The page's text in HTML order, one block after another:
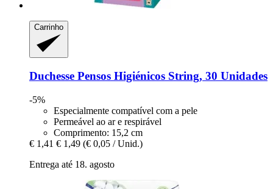
Carrinho
Duchesse Pensos Higiénicos String, 30 Unidades
-5%
Especialmente compatível com a pele
Permeável ao ar e respirável
Comprimento: 15,2 cm
€ 1,41 € 1,49 (€ 0,05 / Unid.)
Entrega até 18. agosto